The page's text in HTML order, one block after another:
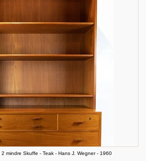
mindre Skuffe - Teak - Hans J. Wegner - 1960